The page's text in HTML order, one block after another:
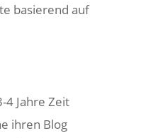
basierend auf
4 Jahre Zeit
ihren Blog